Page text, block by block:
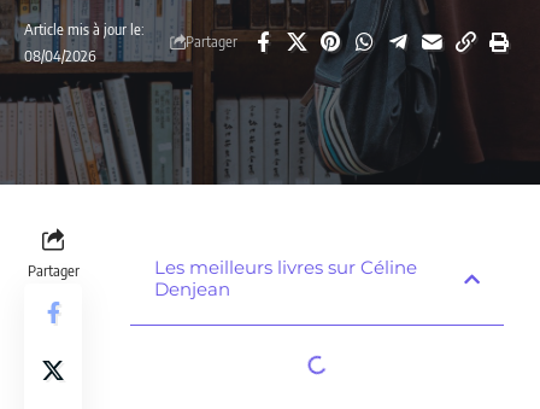
Article mis à jour le:
08/04/2026
Partager
Partager
Les meilleurs livres sur Céline
Denjean